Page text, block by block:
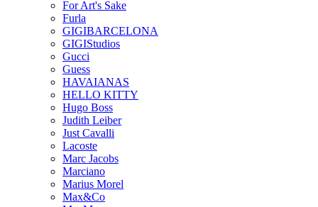
For Art's Sake
Furla
GIGIBARCELONA
GIGIStudios
Gucci
Guess
HAVAIANAS
HELLO KITTY
Hugo Boss
Judith Leiber
Just Cavalli
Lacoste
Marc Jacobs
Marciano
Marius Morel
Max&Co